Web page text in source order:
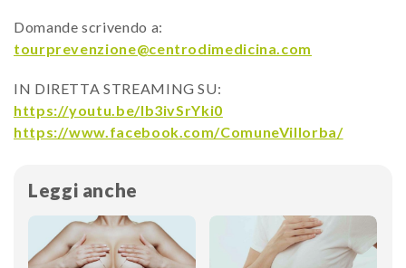
Domande scrivendo a:
tourprevenzione@centrodimedicina.com
IN DIRETTA STREAMING SU:
https://youtu.be/Ib3ivSrYki0
https://www.facebook.com/ComuneVillorba/
Leggi anche